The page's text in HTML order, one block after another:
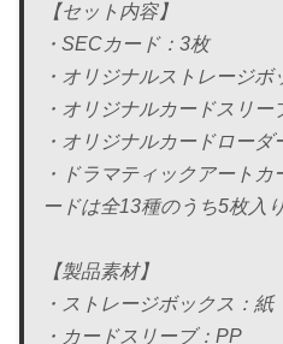
【セット内容】
・SECカード：3枚
・オリジナルストレージボ
・オリジナルカードスリー
・オリジナルカードローダ
・ドラマティックアート
ードは全13種のうち5枚入
【製品素材】
・ストレージボックス：紙
・カードスリーブ：PP